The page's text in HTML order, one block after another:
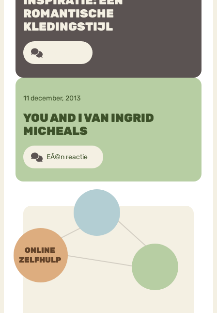
ROMANTISCHE
KLEDINGSTIJL
11 december, 2013
YOU AND I VAN INGRID
MICHEALS
EÃ©n reactie
Chat
Bouli
mia
Nerv
osa
Eetstoornis
Orthorexia